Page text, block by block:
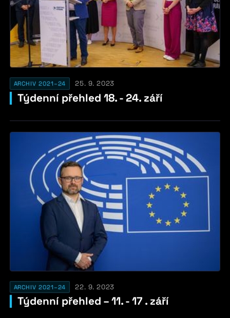
ARCHIV 2021–24 25. 9. 2023
Týdenní přehled 18. - 24. září
ARCHIV 2021–24 22. 9. 2023
Týdenní přehled – 11. - 17 . září